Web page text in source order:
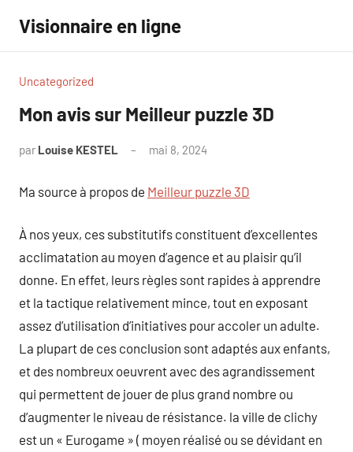
contenu
Visionnaire en ligne
Uncategorized
Mon avis sur Meilleur puzzle 3D
par Louise KESTEL mai 8, 2024
Ma source à propos de Meilleur puzzle 3D
À nos yeux, ces substitutifs constituent d’excellentes
acclimatation au moyen d’agence et au plaisir qu’il
donne. En effet, leurs règles sont rapides à apprendre
et la tactique relativement mince, tout en exposant
assez d’utilisation d’initiatives pour accoler un adulte.
La plupart de ces conclusion sont adaptés aux enfants,
et des nombreux oeuvrent avec des agrandissement
qui permettent de jouer de plus grand nombre ou
d’augmenter le niveau de résistance. la ville de clichy
est un « Eurogame » ( moyen réalisé ou se dévidant en